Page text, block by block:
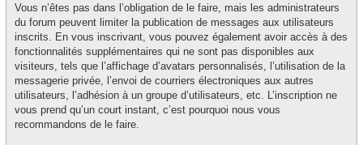
Vous n’êtes pas dans l’obligation de le faire, mais les administrateurs
du forum peuvent limiter la publication de messages aux utilisateurs
inscrits. En vous inscrivant, vous pouvez également avoir accès à des
fonctionnalités supplémentaires qui ne sont pas disponibles aux
visiteurs, tels que l’affichage d’avatars personnalisés, l’utilisation de la
messagerie privée, l’envoi de courriers électroniques aux autres
utilisateurs, l’adhésion à un groupe d’utilisateurs, etc. L’inscription ne
vous prend qu’un court instant, c’est pourquoi nous vous
recommandons de le faire.